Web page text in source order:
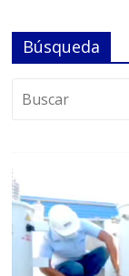
Búsqueda